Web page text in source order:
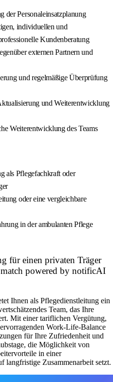
der Personaleinsatzplanung
individuellen und
Kundenberatung
externen Partnern und
und regelmäßige Überprüfung
und Weiterentwicklung
Weiterentwicklung des Teams
als Pflegefachkraft oder
oder eine vergleichbare
in der ambulanten Pflege
für einen privaten Träger
powered by notificAI
Ihnen als Pflegedienstleitung ein
Team, das Ihre
Mit einer tariflichen Vergütung,
Work-Life-Balance
für Ihre Zufriedenheit und
die Möglichkeit von
in einer
langfristige Zusammenarbeit setzt.